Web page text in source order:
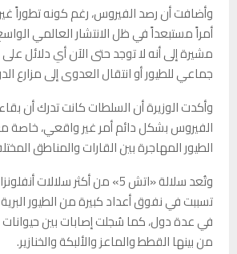
وأضافت أن رصد الفيروس، رغم كونه تطوراً
مشيرة إلى أنه لا توجد حتى الآن أي دلائل
جماعي للطيور أو انتقال العدوى إلى مزارع
وأكدت الوزيرة أن السلطات كانت تدرك أن
الفيروس بشكل دائم أمر غير واقعي، خاصة
الطيور المهاجرة بين القارات والمناطق
وتُعد سلالة «اتش 5» من أكثر سلالات
تسببت في نفوق أعداد كبيرة من الطيور
في عدة دول، كما سُجلت إصابات بين حيوانات
من بينها القطط والماعز والألبكة والخنازير.